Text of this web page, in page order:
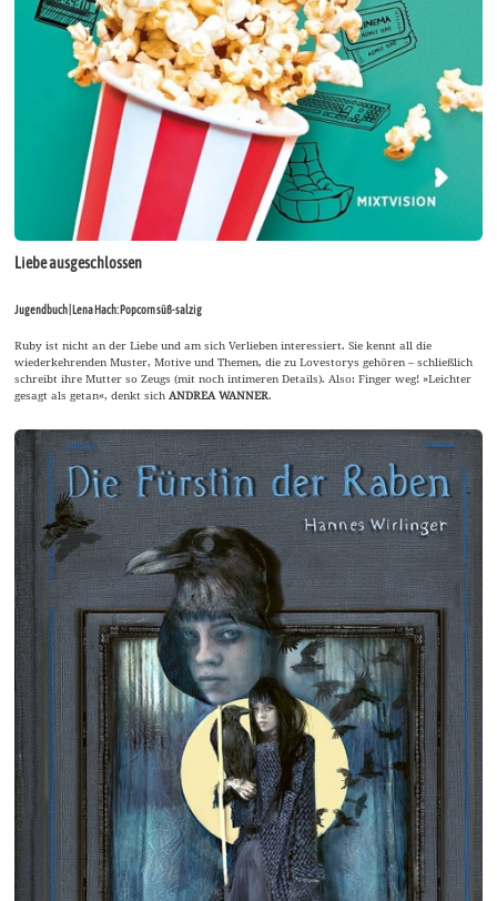
Liebe ausgeschlossen
Jugendbuch | Lena Hach: Popcorn süß-salzig
Ruby ist nicht an der Liebe und am sich Verlieben interessiert. Sie kennt all die
wiederkehrenden Muster, Motive und Themen, die zu Lovestorys gehören – schließlich
schreibt ihre Mutter so Zeugs (mit noch intimeren Details). Also: Finger weg! »Leichter
gesagt als getan«, denkt sichANDREA WANNER.